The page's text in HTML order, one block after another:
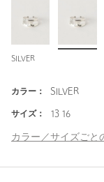
SILVER
カラー： SILVER
サイズ： 13 16
カラー／サイズごと